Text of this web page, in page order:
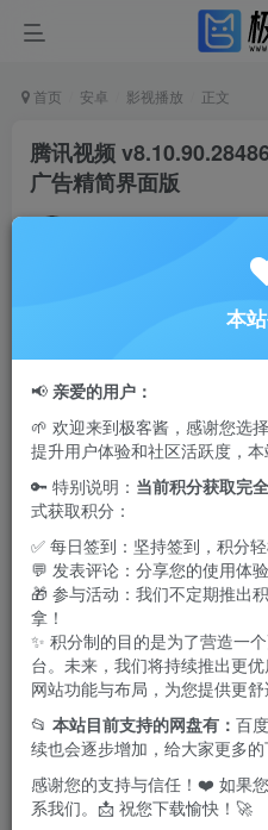
首页 安卓 影视播放 正文
腾讯视频
广告精简界面版
具备齐全功能
质享受，GIF及短视频剪辑，
景互动等。我们所提供的
剧 集和热门赛事。
特点描述
本
📢 亲爱的用户：
🌱 欢迎来到极客酱，感谢您选
提升用户体验和社区活跃度，
🔑 特别说明： 当前积分获取完
式获取积分：
✅ 每日签到：坚持签到，积分轻
💬 发表评论：分享您的使用体
🎁 参与活动：我们不定期推出
拿！
✨ 积分制的目的是为了营造一
台。未来，我们将持续推出更
网站功能与布局，为您提供更舒
📂 本站目前支持的网盘有： 百
续也会逐步增加，给大家更多的
感谢您的支持与信任！❤️ 如果
系我们。📩 祝您下载愉快！🚀